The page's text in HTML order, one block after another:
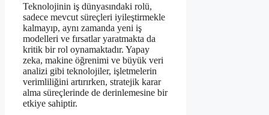
Teknolojinin iş dünyasındaki rolü,
sadece mevcut süreçleri iyileştirmekle
kalmayıp, aynı zamanda yeni iş
modelleri ve fırsatlar yaratmakta da
kritik bir rol oynamaktadır. Yapay
zeka, makine öğrenimi ve büyük veri
analizi gibi teknolojiler, işletmelerin
verimliliğini artırırken, stratejik karar
alma süreçlerinde de derinlemesine bir
etkiye sahiptir.